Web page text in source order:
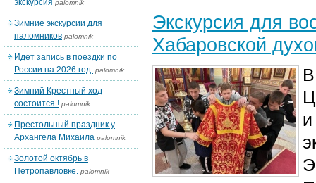
Экскурсия для
Хабаровской
экскурсия palomnik
Зимние экскурсии для
паломников palomnik
Идет запись в поездки по
России на 2026 год. palomnik
Зимний Крестный ход
состоится ! palomnik
Престольный праздник у
Архангела Михаила palomnik
Золотой октябрь в
Петропавловке. palomnik